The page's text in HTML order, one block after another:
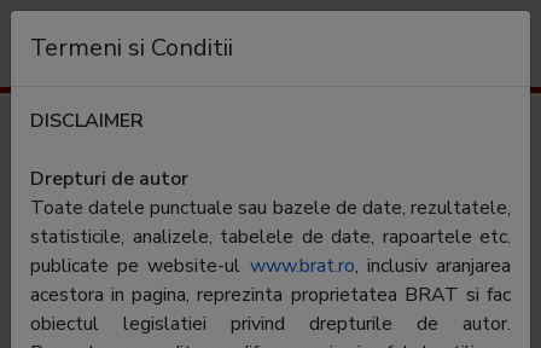
tvrinfo.ro
Categorie:Stiri generale
Editor: Societatea Romana de Televiziune
Societatea Romana de Televiziune
Termeni si Conditii
DISCLAIMER
Drepturi de autor
Toate datele punctuale sau bazele de date, rezultatele,
statisticile, analizele, tabelele de date, rapoartele etc.
publicate pe website-ul www.brat.ro, inclusiv aranjarea
acestora in pagina, reprezinta proprietatea BRAT si fac
obiectul legislatiei privind drepturile de autor.